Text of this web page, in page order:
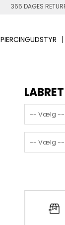
365 DAGES
PIERCINGUDSTYR
-- Vælg --
-- Vælg --